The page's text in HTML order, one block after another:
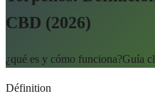
CBD (2026)
¿qué es y cómo funciona?Guía
Définition